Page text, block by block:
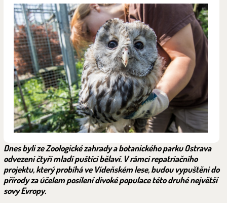
Dnes byli ze Zoologické zahrady a botanického parku Ostrava
odvezeni čtyři mladí puštíci bělaví. V rámci repatriačního
projektu, který probíhá ve Vídeňském lese, budou vypuštěni do
přírody za účelem posílení divoké populace této druhé největší
sovy Evropy.